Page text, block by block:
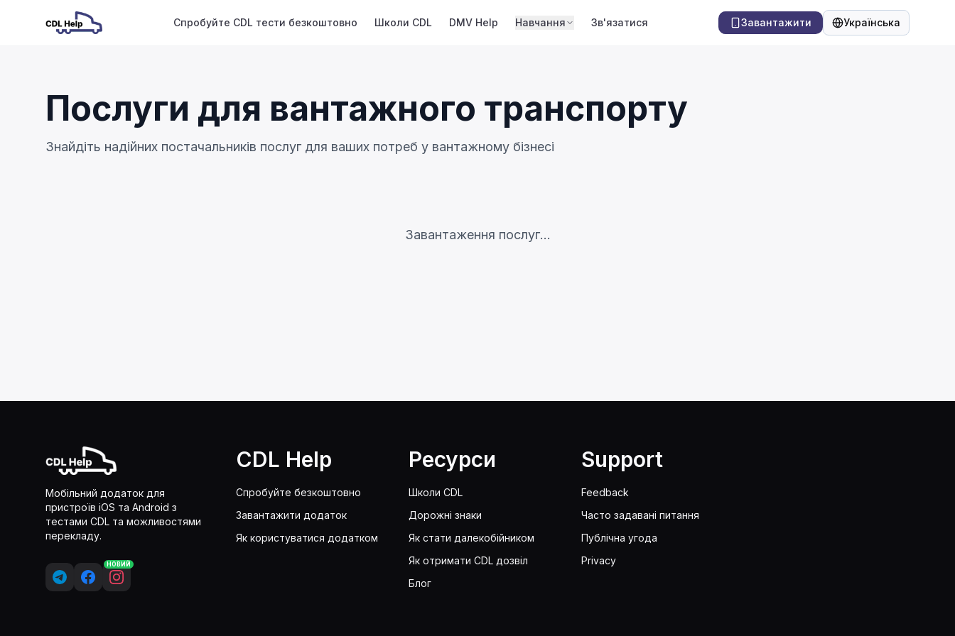
Спробуйте CDL тести безкоштовно Школи CDL DMV Help Навчання Зв'язатися Завантажити Українська
Мова
Послуги для вантажного транспорту
Знайдіть надійних постачальників послуг для ваших потреб у вантажному бізнесі
Завантаження послуг...
Мобільний додаток для
пристроїв iOS та Android з
тестами CDL та можливостями
перекладу.
НОВИЙ
CDL Help
Спробуйте безкоштовно
Завантажити додаток
Як користуватися додатком
Ресурси
Школи CDL
Дорожні знаки
Як стати далекобійником
Як отримати CDL дозвіл
Блог
Support
Feedback
Часто задавані питання
Публічна угода
Privacy